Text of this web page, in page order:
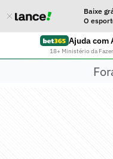
Baixe
O
Ajuda com
18+ Ministério da